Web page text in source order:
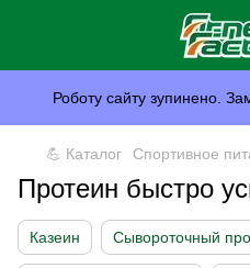
Роботу сайту зупинено.
💪 Каталог Спортивное
Протеин быстро
Казеин Сывороточный